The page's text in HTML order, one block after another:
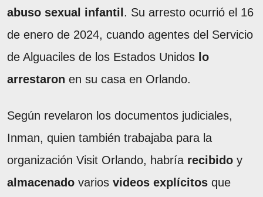
abuso sexual infantil . Su arresto ocurrió el 16
de enero de 2024, cuando agentes del Servicio
de Alguaciles de los Estados Unidos lo
arrestaron en su casa en Orlando.
Según revelaron los documentos judiciales,
Inman, quien también trabajaba para la
organización Visit Orlando, habría recibido y
almacenado varios videos explícitos que